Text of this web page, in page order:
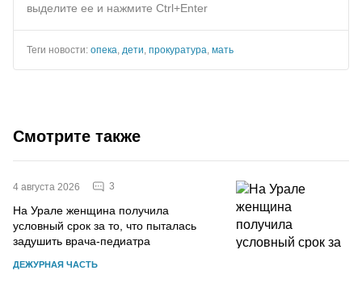
выделите ее и нажмите Ctrl+Enter
Теги новости: опека дети прокуратура мать
Смотрите также
4 августа 2026 3
На Урале женщина получила
условный срок за то, что пыталась
задушить врача-педиатра
ДЕЖУРНАЯ ЧАСТЬ